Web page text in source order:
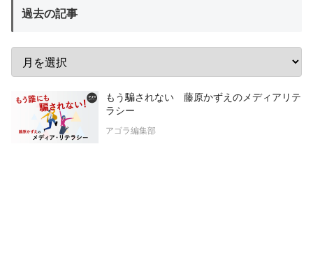
過去の記事
もう騙されない 藤原かずえのメディアリテ
ラシー
アゴラ編集部